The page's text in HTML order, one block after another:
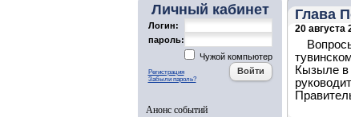
Личный кабинет
Логин:
пароль:
Чужой компьютер
Регистрация
Забыли пароль?
Анонс событий
Глава
20 августа
Кызыле в